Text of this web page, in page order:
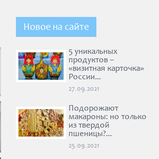
Новое на сайте
5 уникальных
продуктов –
«визитная карточка»
России...
27.09.2021
Подорожают
макароны: но только
из твердой
пшеницы?...
25.09.2021